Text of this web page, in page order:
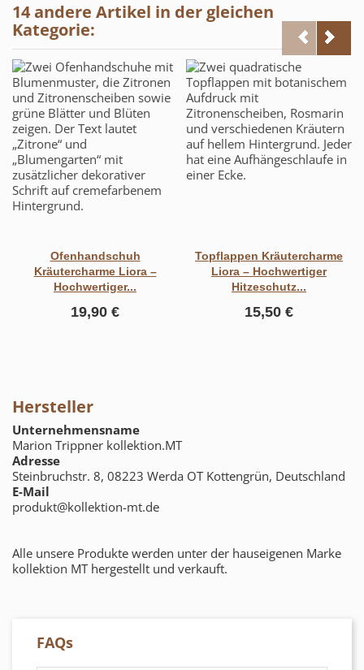
14 andere Artikel in der gleichen
Kategorie:
Ofenhandschuh
Kräutercharme Liora –
Hochwertiger...
19,90 €
Topflappen Kräutercharme
Liora – Hochwertiger
Hitzeschutz...
15,50 €
Hersteller
Unternehmensname
Marion Trippner kollektion.MT
Adresse
Steinbruchstr. 8, 08223 Werda OT Kottengrün, Deutschland
E-Mail
produkt@kollektion-mt.de
Alle unsere Produkte werden unter der hauseigenen Marke
kollektion MT hergestellt und verkauft.
FAQs